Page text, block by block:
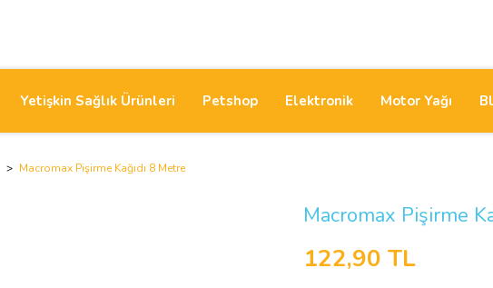
Yetişkin Sağlık Ürünleri Petshop Elektronik Motor Yağı
Macromax Pişirme Kağıdı 8 Metre
Macromax Pişirme
122,90 TL